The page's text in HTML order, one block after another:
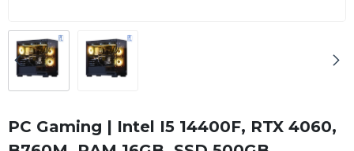
PC Gaming | Intel I5 14400F, RTX 4060,